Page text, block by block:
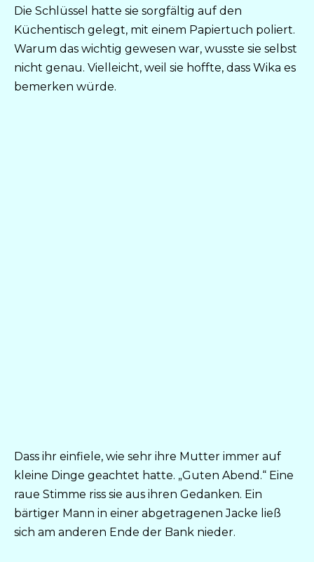
Die Schlüssel hatte sie sorgfältig auf den
Küchentisch gelegt, mit einem Papiertuch poliert.
Warum das wichtig gewesen war, wusste sie selbst
nicht genau. Vielleicht, weil sie hoffte, dass Wika es
bemerken würde.
Dass ihr einfiele, wie sehr ihre Mutter immer auf
kleine Dinge geachtet hatte. „Guten Abend.“ Eine
raue Stimme riss sie aus ihren Gedanken. Ein
bärtiger Mann in einer abgetragenen Jacke ließ
sich am anderen Ende der Bank nieder.